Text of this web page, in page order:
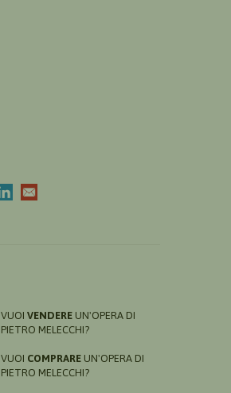
VUOI VENDERE UN'OPERA DI
PIETRO MELECCHI?
VUOI COMPRARE UN'OPERA DI
PIETRO MELECCHI?